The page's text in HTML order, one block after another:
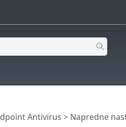
Antivirus > Napredne